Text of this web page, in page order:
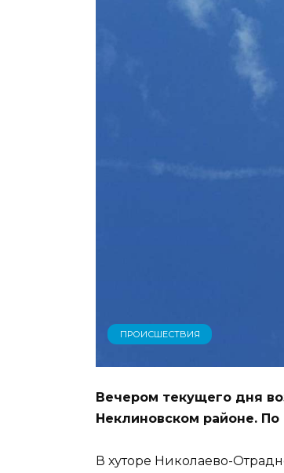
ПРОИСШЕСТВИЯ
Вечером текущего дня
Неклиновском районе.
В хуторе Николаево-